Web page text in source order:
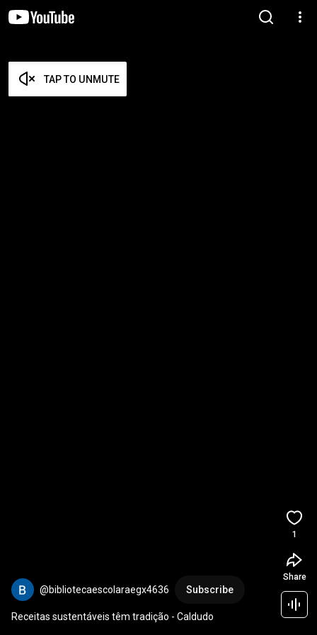
TAP TO UNMUTE
@bibliotecaescolaraegx4636 Subscribe
Receitas sustentáveis têm tradição - Caldudo
1
Share